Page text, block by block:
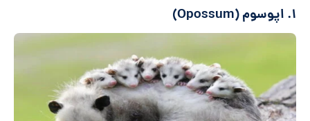
۱. اپوسوم (Opossum)